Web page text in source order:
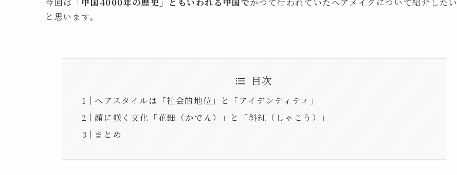
と思います。
目次
ヘアスタイルは「社会的地位」と「アイデンティティ」
顔に咲く文化「花鈿（かでん）」と「斜紅（しゃこう）」
まとめ